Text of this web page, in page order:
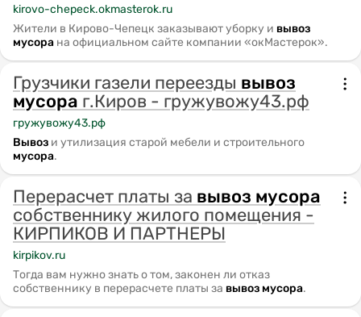
kirovo-chepeck.okmasterok.ru
️Жители в Кирово-Чепецк заказывают уборку и вывоз
мусора на официальном сайте компании «окМастерок».
Грузчики газели переезды вывоз
мусора г.Киров - гружувожу43.рф
гружувожу43.рф
Вывоз и утилизация старой мебели и строительного
мусора.
Перерасчет платы за вывоз мусора
собственнику жилого помещения -
КИРПИКОВ И ПАРТНЕРЫ
kirpikov.ru
Тогда вам нужно знать о том, законен ли отказ
собственнику в перерасчете платы за вывоз мусора.